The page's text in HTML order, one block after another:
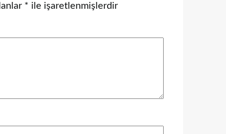
* ile işaretlenmişlerdir